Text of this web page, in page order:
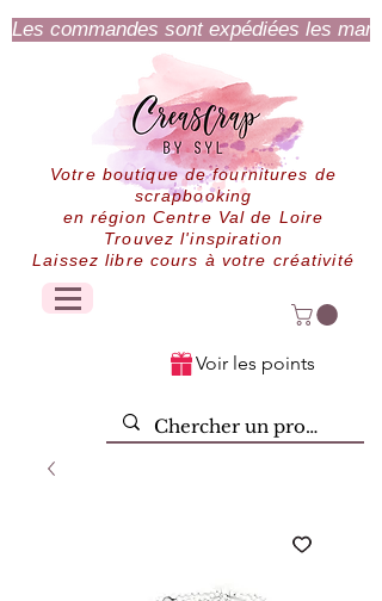
Les commandes sont expédiées les
Votre boutique de fournitures de
scrapbooking
en région Centre Val de Loire
Trouvez l'inspiration
Laissez libre cours à votre créativité
Voir les points